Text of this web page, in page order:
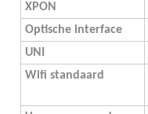
XPON
Optische interface
UNI
Wifi standaard